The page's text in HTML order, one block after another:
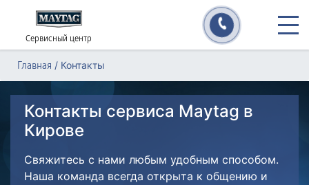
Сервисный центр
Главная / Контакты
Контакты сервиса Maytag в
Кирове
Свяжитесь с нами любым удобным способом.
Наша команда всегда открыта к общению и